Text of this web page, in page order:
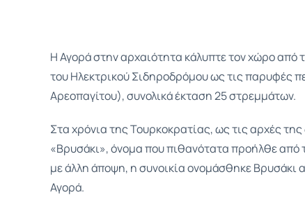
Η Αγορά στην αρχαιότητα κάλυπτε τον χώρο από
του Ηλεκτρικού Σιδηροδρόμου ως τις παρυφές
Αρεοπαγίτου), συνολικά έκταση 25 στρεμμάτων.
Στα χρόνια της Τουρκοκρατίας, ως τις αρχές
«Βρυσάκι», όνομα που πιθανότατα προήλθε από
με άλλη άποψη, η συνοικία ονομάσθηκε Βρυσάκι
Αγορά.